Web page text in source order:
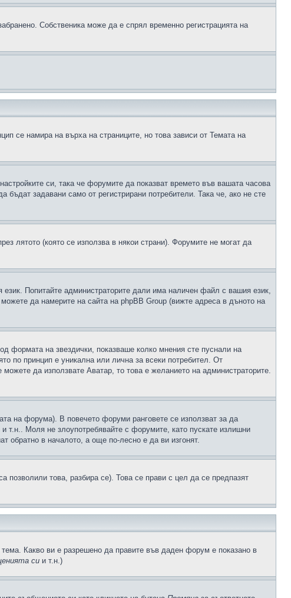
Собственика може да е спрял временно регистрацията на
се намира на върха на страниците, но това зависи от Темата на
си, така че форумите да показват времето във вашата часова
задавани само от регистрирани потребители. Така че, ако не сте
лятото (която се използва в някои страни). Форумите не могат да
Попитайте администраторите дали има наличен файл с вашия език,
да намерите на сайта на phpBB Group (вижте адреса в дъното на
формата на звездички, показваше колко мнения сте пуснали на
по принцип е уникална или лична за всеки потребител. От
да използвате Аватар, то това е желанието на администраторите.
на форума). В повечето форуми ранговете се използват за да
т.н.. Моля не злоупотребявайте с форумите, като пускате излишни
обратно в началото, а още по-лесно е да ви изгонят.
позволили това, разбира се). Това се прави с цел да се предпазят
Какво ви е разрешено да правите във даден форум е показано в
си и т.н.)